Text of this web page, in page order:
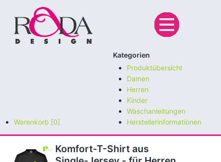
Warenkorb [0]
Kategorien
Produktübersicht
Damen
Herren
Kinder
Waschanleitungen
Herstellerinformationen
Komfort-T-Shirt aus